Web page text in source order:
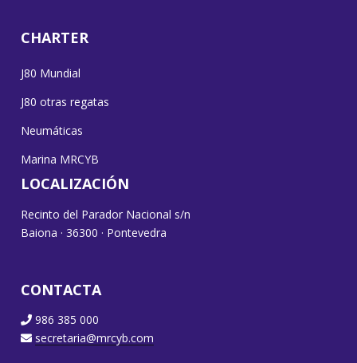
CHARTER
J80 Mundial
J80 otras regatas
Neumáticas
Marina MRCYB
LOCALIZACIÓN
Recinto del Parador Nacional s/n
Baiona · 36300 · Pontevedra
CONTACTA
986 385 000
secretaria@mrcyb.com